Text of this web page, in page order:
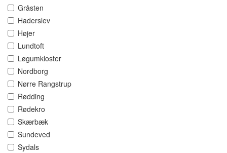
Gråsten
Haderslev
Højer
Lundtoft
Løgumkloster
Nordborg
Nørre Rangstrup
Rødding
Rødekro
Skærbæk
Sundeved
Sydals